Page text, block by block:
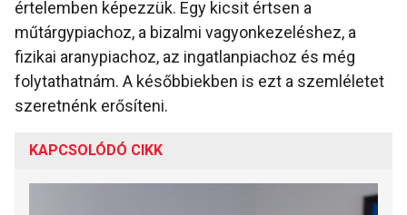
értelemben képezzük. Egy kicsit értsen a
műtárgypiachoz, a bizalmi vagyonkezeléshez, a
fizikai aranypiachoz, az ingatlanpiachoz és még
folytathatnám. A későbbiekben is ezt a szemléletet
szeretnénk erősíteni.
KAPCSOLÓDÓ CIKK